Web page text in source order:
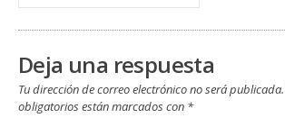
Deja una respuesta
Tu dirección de correo electrónico no será publicada.
obligatorios están marcados con *